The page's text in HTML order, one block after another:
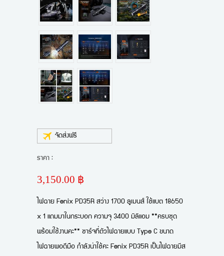
จัดส่งฟรี
ราคา :
3,150.00 ฿
ไฟฉาย Fenix PD35R สว่าง 1700 ลูเมนส์ ใช้แบต 18650
x 1 แถมมาในกระบอก ความจุ 3400 มิลิแอม **ครบชุด
พร้อมใช้งานคะ** ชาร์จที่ตัวไฟฉายแบบ Type C ขนาด
ไฟฉายพอดีมือ กำลังน่าใช้คะ Fenix PD35R เป็นไฟฉายมีส